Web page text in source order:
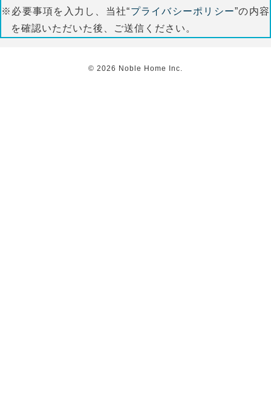
※必要事項を入力し、当社“プライバシーポリシー”の内容
を確認いただいた後、ご送信ください。
© 2026 Noble Home Inc.